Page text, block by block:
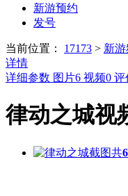
新游预约
发号
当前位置： 17173 > 新
详情
详细参数 图片6 视频0 评
律动之城视
共6